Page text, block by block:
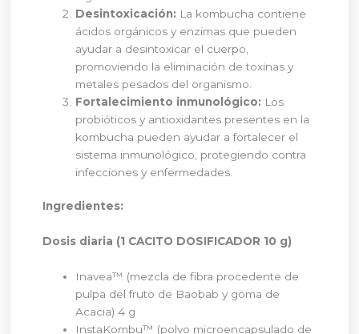
Desintoxicación: La kombucha contiene
ácidos orgánicos y enzimas que pueden
ayudar a desintoxicar el cuerpo,
promoviendo la eliminación de toxinas y
metales pesados del organismo.
Fortalecimiento inmunológico: Los
probióticos y antioxidantes presentes en la
kombucha pueden ayudar a fortalecer el
sistema inmunológico, protegiendo contra
infecciones y enfermedades.
Ingredientes:
Dosis diaria (1 CACITO DOSIFICADOR 10 g)
Inavea™ (mezcla de fibra procedente de
pulpa del fruto de Baobab y goma de
Acacia) 4 g
InstaKombu™ (polvo microencapsulado de